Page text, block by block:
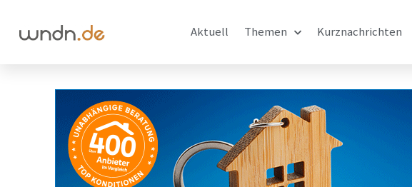
Aktuell Themen Kurznachrichten